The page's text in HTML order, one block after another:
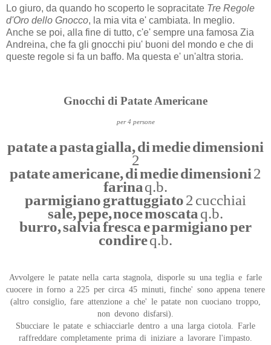
Lo giuro, da quando ho scoperto le sopracitate Tre Regole
d'Oro dello Gnocco, la mia vita e' cambiata. In meglio.
Anche se poi, alla fine di tutto, c'e' sempre una famosa Zia
Andreina, che fa gli gnocchi piu' buoni del mondo e che di
queste regole si fa un baffo. Ma questa e' un'altra storia.
Gnocchi di Patate Americane
per 4 persone
patate a pasta gialla, di medie dimensioni
2
patate americane, di medie dimensioni2
farinaq.b.
parmigiano grattuggiato2 cucchiai
sale, pepe, noce moscataq.b.
burro, salvia fresca e parmigiano per
condireq.b.
Avvolgere le patate nella carta stagnola, disporle su una teglia e farle
cuocere in forno a 225 per circa 45 minuti, finche' sono appena tenere
(altro consiglio, fare attenzione a che' le patate non cuociano troppo,
non devono disfarsi).
Sbucciare le patate e schiacciarle dentro a una larga ciotola. Farle
raffreddare completamente prima di iniziare a lavorare l'impasto.